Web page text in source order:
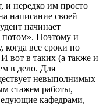
и нередко им просто
написание своей
начинает
потом». Поэтому и
все сроки по
вот в таких (а также и
в дело. Для
невыполнимых
стажем работы,
кафедрами,